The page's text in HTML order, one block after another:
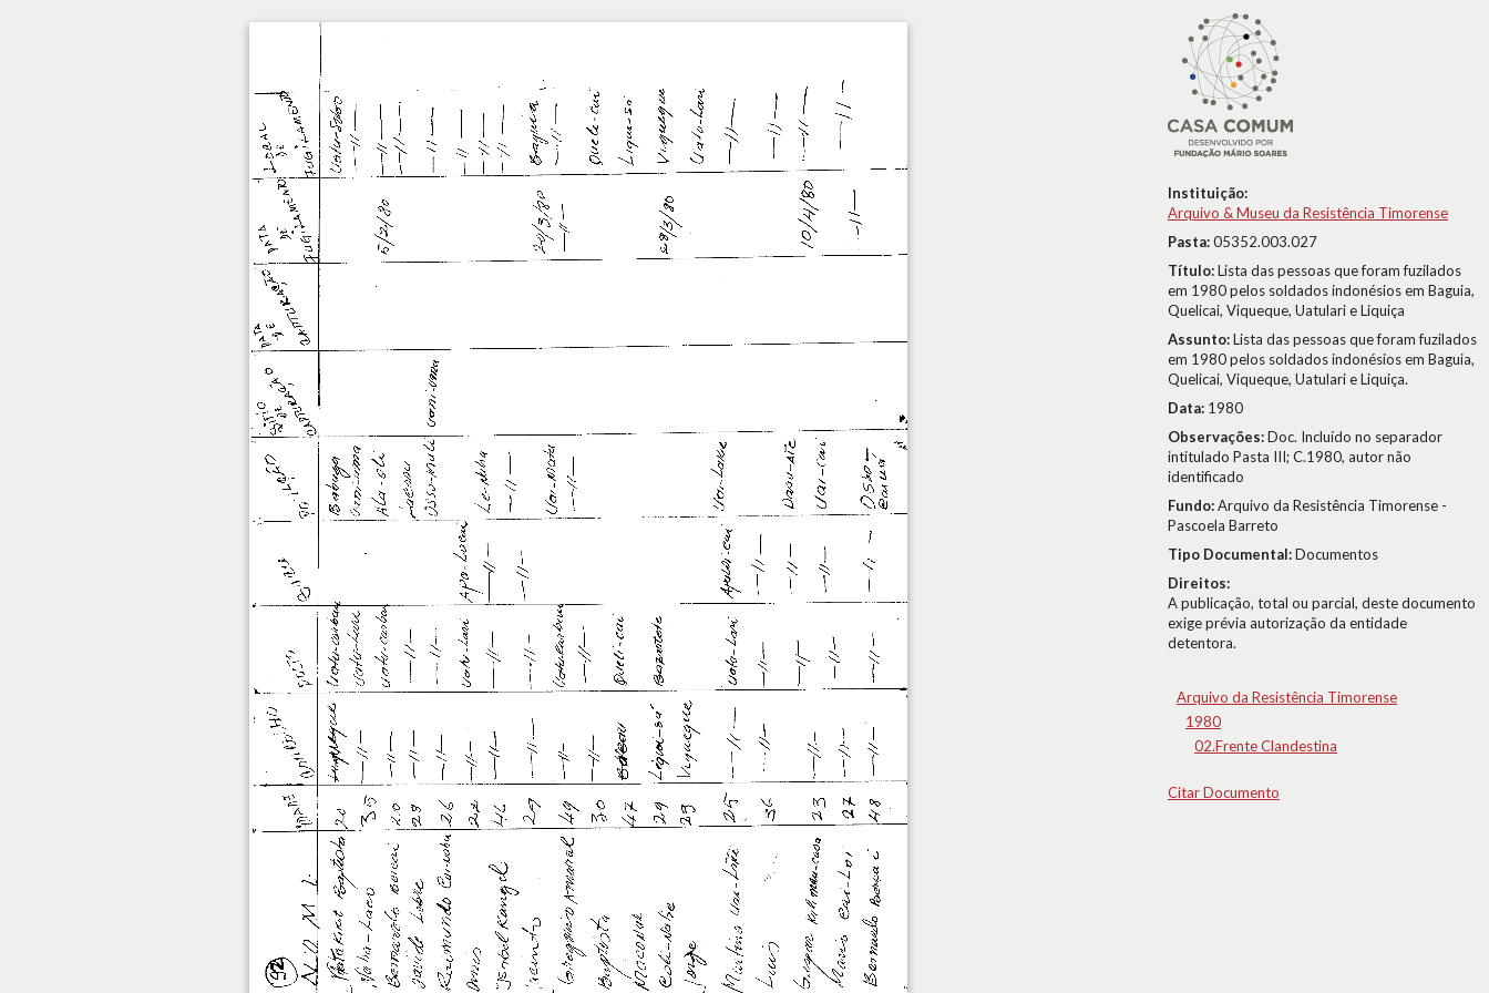
Instituição:
Arquivo & Museu da Resistência Timorense
Pasta:05352.003.027
Título:Lista das pessoas que foram fuzilados
em 1980 pelos soldados indonésios em Baguia,
Quelicai, Viqueque, Uatulari e Liquiça
Assunto:Lista das pessoas que foram fuzilados
em 1980 pelos soldados indonésios em Baguia,
Quelicai, Viqueque, Uatulari e Liquiça.
Data: 1980
Observações:Doc. Incluído no separador
intitulado Pasta III; C.1980, autor não
identificado
Fundo:Arquivo da Resistência Timorense -
Pascoela Barreto
Tipo Documental:Documentos
Direitos:
A publicação, total ou parcial, deste documento
exige prévia autorização da entidade
detentora.
Arquivo da Resistência Timorense
1980
02.Frente Clandestina
Citar Documento